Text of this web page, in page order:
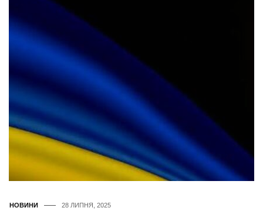
НОВИНИ 28 ЛИПНЯ, 2025